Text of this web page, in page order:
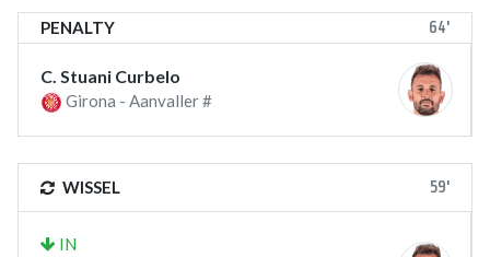
PENALTY 64'
C. Stuani Curbelo
Girona - Aanvaller #
WISSEL 59'
IN